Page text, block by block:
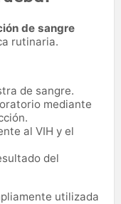
de sangre
rutinaria.
de sangre.
mediante
al VIH y el
del
utilizada